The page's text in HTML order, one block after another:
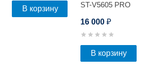
В корзину
ST-V5605 PRO
16 000₽
В корзину